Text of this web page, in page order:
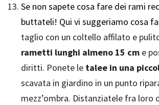
Se non sapete cosa fare dei rami
buttateli! Qui vi suggeriamo cosa
taglio con un coltello affilato e
rametti lunghi almeno 15 cm e
diritti. Ponete le talee in una
scavata in giardino in un punto
mezz’ombra. Distanziatele fra loro